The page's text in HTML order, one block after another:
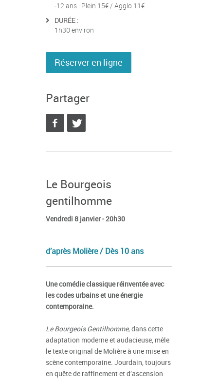
-12 ans : Plein 15€ / Agglo 11€
DURÉE :
1h30 environ
Réserver en ligne
Partager
Le Bourgeois
gentilhomme
Vendredi 8 janvier - 20h30
d’après Molière / Dès 10 ans
Une comédie classique réinventée avec
les codes urbains et une énergie
contemporaine.
Le Bourgeois Gentilhomme,dans cette
adaptation moderne et audacieuse, mêle
le texte original de Molière à une mise en
scène contemporaine. Jourdain, toujours
en quête de raffinement et d’ascension